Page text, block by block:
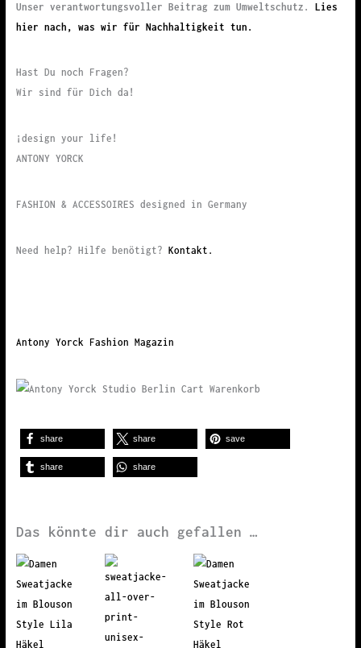
Unser verantwortungsvoller Beitrag zum Umweltschutz. Lies
hier nach, was wir für Nachhaltigkeit tun.
Hast Du noch Fragen?
Wir sind für Dich da!
¡design your life!
ANTONY YORCK
FASHION & ACCESSOIRES designed in Germany
Need help? Hilfe benötigt? Kontakt.
Antony Yorck Fashion Magazin
share share save
share share
Das könnte dir auch gefallen …